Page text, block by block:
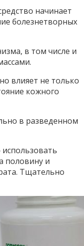
начинает
болезнетворных
в том числе и
влияет не только
кожного
в разведенном
половину и
Тщательно